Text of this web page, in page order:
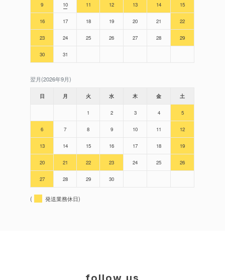
9 10 11 12 13 14 15
16 17 18 19 20 21 22
23 24 25 26 27 28 29
30 31
翌月(2026年9月)
日 月 火 水 木 金 土
1 2 3 4 5
6 7 8 9 10 11 12
13 14 15 16 17 18 19
20 21 22 23 24 25 26
27 28 29 30
( 発送業務休日)